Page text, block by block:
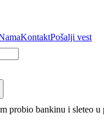
KontaktPošalji vest
probio bankinu i sleteo